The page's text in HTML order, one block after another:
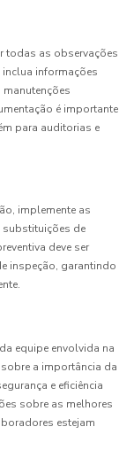
todas as observações
informações
é importante
para auditorias e
implemente as
substituições de
deve ser
inspeção, garantindo
equipe envolvida na
a importância da
e eficiência
sobre as melhores
estejam